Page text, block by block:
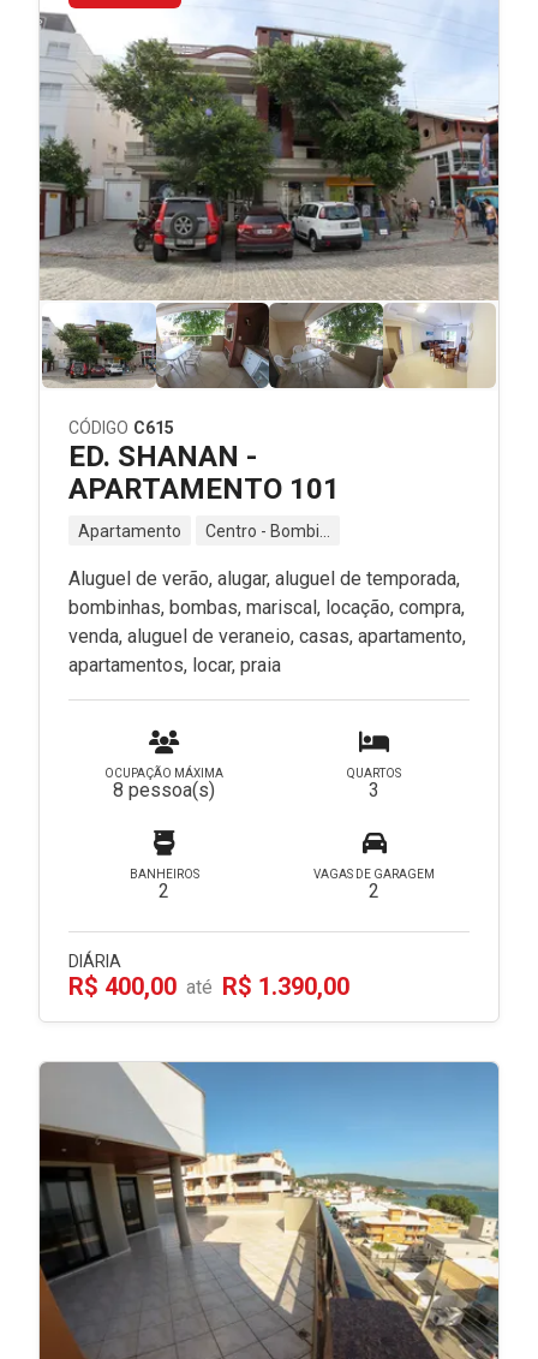
CÓDIGO C615
ED. SHANAN -
APARTAMENTO 101
Apartamento
Aluguel de verão, alugar, aluguel de temporada,
bombinhas, bombas, mariscal, locação, compra,
venda, aluguel de veraneio, casas, apartamento,
apartamentos, locar, praia
OCUPAÇÃO MÁXIMA
8 pessoa(s)
QUARTOS
3
BANHEIROS
2
VAGAS DE GARAGEM
2
DIÁRIA
R$ 400,00 até R$ 1.390,00